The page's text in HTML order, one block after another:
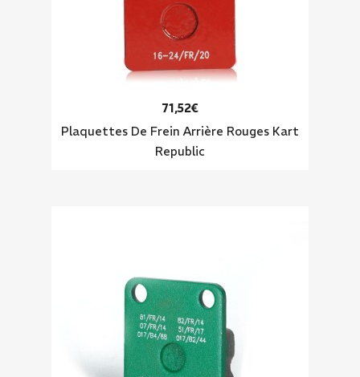
71,52€
Plaquettes De Frein Arrière Rouges Kart
Republic